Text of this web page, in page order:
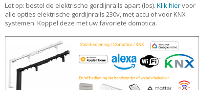
Let op: bestel de elektrische gordijnrails apart (los). Klik hiervoor
alle opties elektrische gordijnrails 230v, met accu of voor KNX
systemen. Koppel deze met uw favoriete domotica.